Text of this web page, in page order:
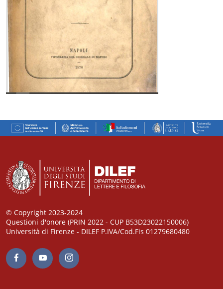
© Copyright 2023-2024
Questioni d'onore (PRIN 2022 - CUP B53D23022150006)
Università di Firenze - DILEF P.IVA/Cod.Fis 01279680480